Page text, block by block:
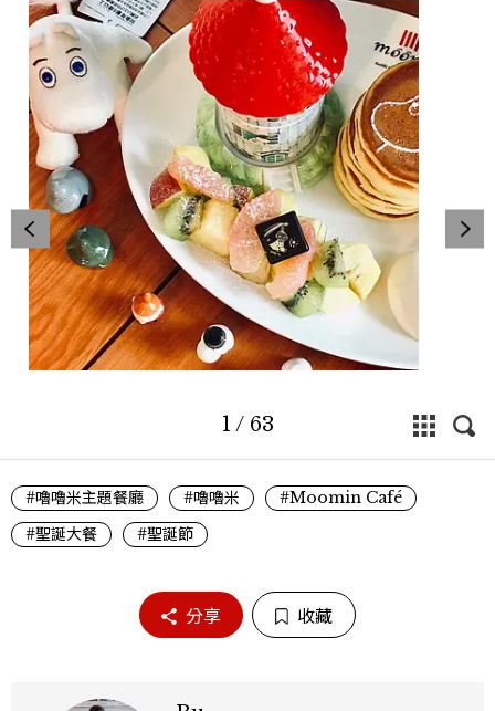
1 / 63
#嚕嚕米主題餐廳 #嚕嚕米
#Moomin Café
#聖誕大餐
#聖誕節
分享 收藏